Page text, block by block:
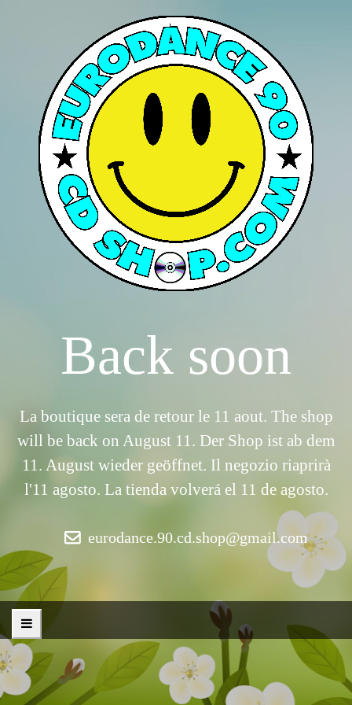
Back soon
La boutique sera de retour le 11 aout. The shop
will be back on August 11. Der Shop ist ab dem
11. August wieder geöffnet. Il negozio riaprirà
l'11 agosto. La tienda volverá el 11 de agosto.
eurodance.90.cd.shop@gmail.com